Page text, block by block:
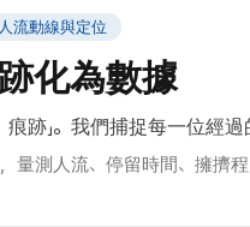
人流動線與定位
化為數據
跡」。我們捕捉每一位經過
量測人流、停留時間、擁擠程